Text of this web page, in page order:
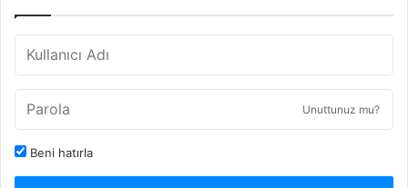
Unuttunuz mu?
Beni hatırla